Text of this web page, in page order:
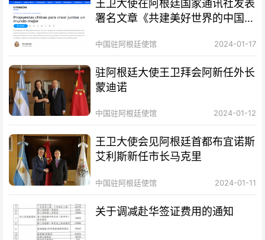
王卫大使在阿根廷国家通讯社发表
署名文章《共建美好世界的中国方
中国驻阿根廷使馆 2024-01-17
驻阿根廷大使王卫拜会阿新任外长
蒙迪诺
中国驻阿根廷使馆 2024-01-12
王卫大使会见阿根廷首都布宜诺斯
艾利斯新任市长马克里
中国驻阿根廷使馆 2024-01-11
关于调减赴华签证费用的通知